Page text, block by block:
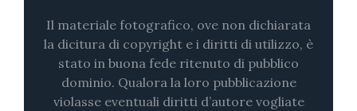
Il materiale fotografico, ove non dichiarata
la dicitura di copyright e i diritti di utilizzo, è
stato in buona fede ritenuto di pubblico
dominio. Qualora la loro pubblicazione
violasse eventuali diritti d’autore vogliate